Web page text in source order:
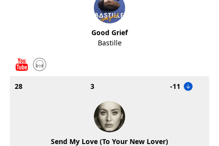
Good Grief
Bastille
28 3 -11
Send My Love (To Your New Lover)